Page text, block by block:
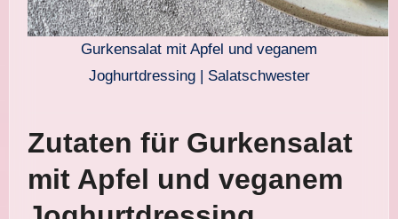
Gurkensalat mit Apfel und veganem
Joghurtdressing | Salatschwester
Zutaten für Gurkensalat
mit Apfel und veganem